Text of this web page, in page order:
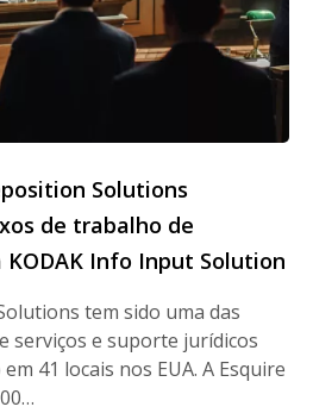
Solutions
de trabalho de
Info Input Solution
tem sido uma das
serviços e suporte jurídicos
41 locais nos EUA. A Esquire